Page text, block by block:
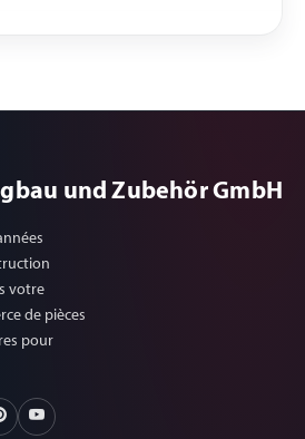
und Zubehör GmbH
votre
de pièces
pour